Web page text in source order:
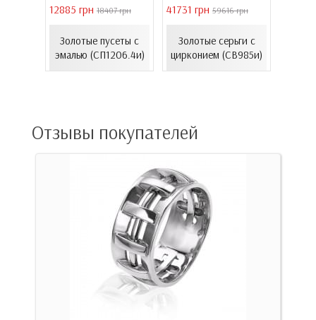
12885 грн 18407 грн
Золотые пусеты с
эмалью (СП1206.4и)
41731 грн 59616 грн
Золотые серьги с
цирконием (СВ985и)
Отзывы покупателей